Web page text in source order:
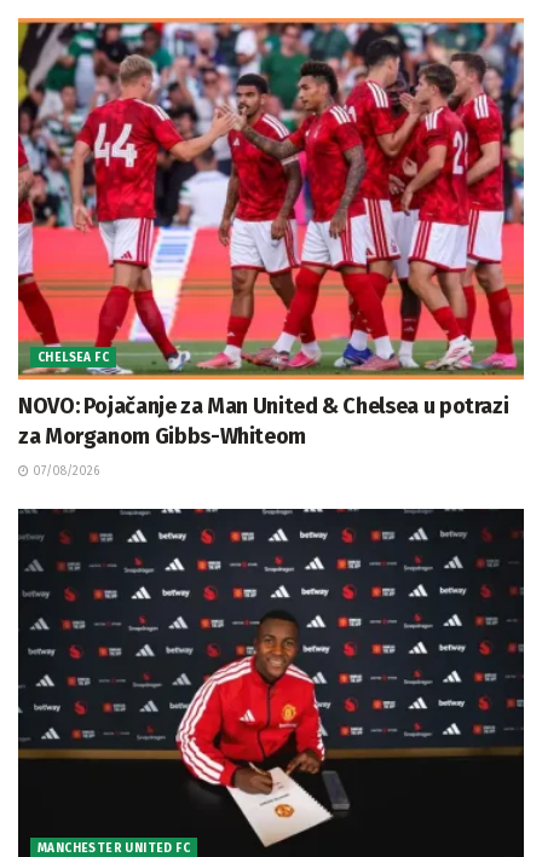
CHELSEA FC
NOVO: Pojačanje za Man United & Chelsea u potrazi
za Morganom Gibbs-Whiteom
07/08/2026
MANCHESTER UNITED FC